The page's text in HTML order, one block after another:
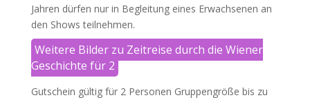
Jahren dürfen nur in Begleitung eines Erwachsenen an
den Shows teilnehmen.
Weitere Bilder zu Zeitreise durch die Wiener
Geschichte für 2
Gutschein gültig für 2 Personen Gruppengröße bis zu